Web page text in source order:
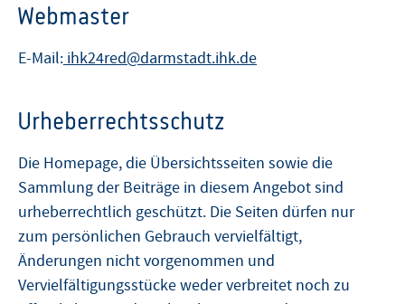
Webmaster
E-Mail: ihk24red@darmstadt.ihk.de
Urheberrechtsschutz
Die Homepage, die Übersichtsseiten sowie die
Sammlung der Beiträge in diesem Angebot sind
urheberrechtlich geschützt. Die Seiten dürfen nur
zum persönlichen Gebrauch vervielfältigt,
Änderungen nicht vorgenommen und
Vervielfältigungsstücke weder verbreitet noch zu